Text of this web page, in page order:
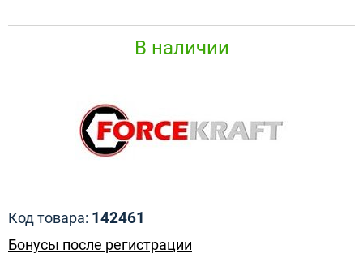
В наличии
Код товара: 142461
Бонусы после регистрации